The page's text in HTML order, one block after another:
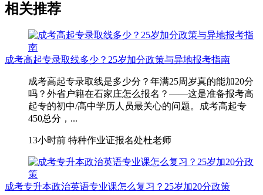
相关推荐
成考高起专录取线多少？25岁加分政策与异地报考指南
成考高起专录取线是多少分？年满25周岁真的能加20分
吗？外省户籍在石家庄怎么报名？——这是准备报考高
起专的初中/高中学历人员最关心的问题。成考高起专
450总分，...
13小时前 特种作业证报名处杜老师
成考专升本政治英语专业课怎么复习？25岁加20分政策